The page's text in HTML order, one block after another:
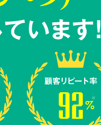
います!